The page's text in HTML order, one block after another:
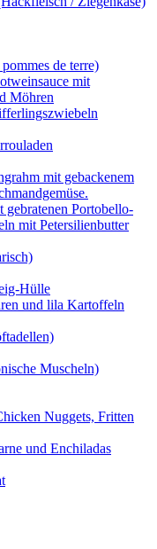
de terre)
mit
Möhren
mit gebackenem
gebratenen Portobello-
mit Petersilienbutter
Hülle
und lila Kartoffeln
Muscheln)
Nuggets, Fritten
und Enchiladas